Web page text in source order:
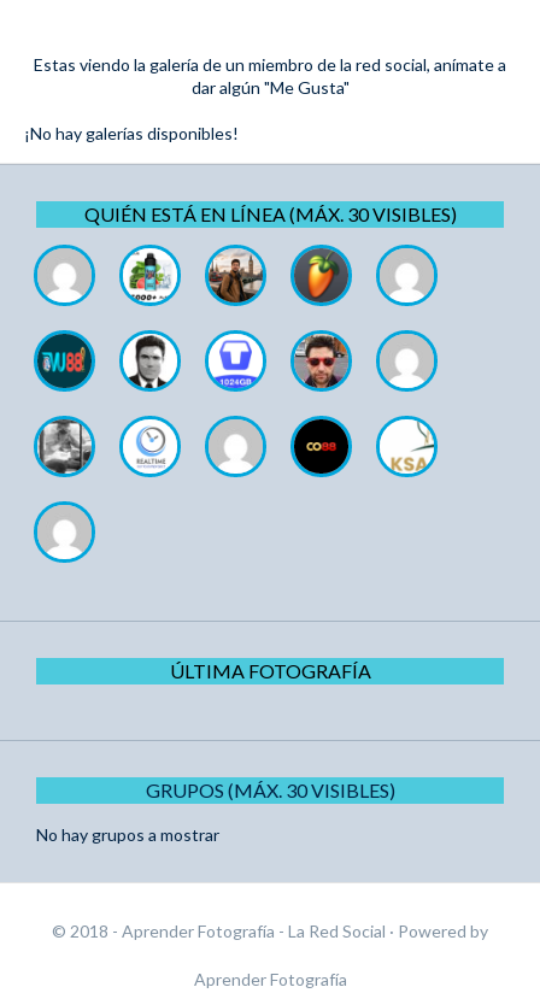
Estas viendo la galería de un miembro de la red social, anímate a
dar algún "Me Gusta"
¡No hay galerías disponibles!
QUIÉN ESTÁ EN LÍNEA (MÁX. 30 VISIBLES)
ÚLTIMA FOTOGRAFÍA
GRUPOS (MÁX. 30 VISIBLES)
No hay grupos a mostrar
© 2018 - Aprender Fotografía - La Red Social · Powered by
Aprender Fotografía